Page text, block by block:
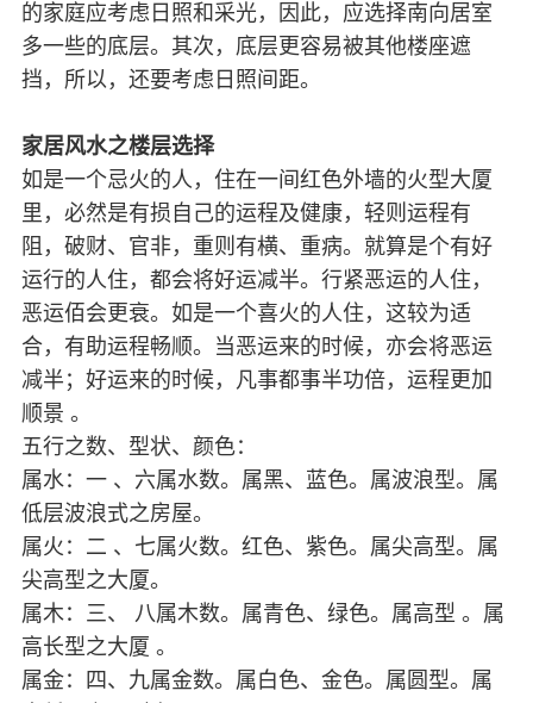
的家庭应考虑日照和采光，因此，应选择南向居室
多一些的底层。其次，底层更容易被其他楼座遮
挡，所以，还要考虑日照间距。
家居风水之楼层选择
如是一个忌火的人，住在一间红色外墙的火型大厦
里，必然是有损自己的运程及健康，轻则运程有
阻，破财、官非，重则有横、重病。就算是个有好
运行的人住，都会将好运减半。行紧恶运的人住，
恶运佰会更衰。如是一个喜火的人住，这较为适
合，有助运程畅顺。当恶运来的时候，亦会将恶运
减半；好运来的时候，凡事都事半功倍，运程更加
顺景 。
五行之数、型状、颜色：
属水：一 、六属水数。属黑、蓝色。属波浪型。属
低层波浪式之房屋。
属火：二 、七属火数。红色、紫色。属尖高型。属
尖高型之大厦。
属木：三、 八属木数。属青色、绿色。属高型 。属
高长型之大厦 。
属金：四、九属金数。属白色、金色。属圆型。属